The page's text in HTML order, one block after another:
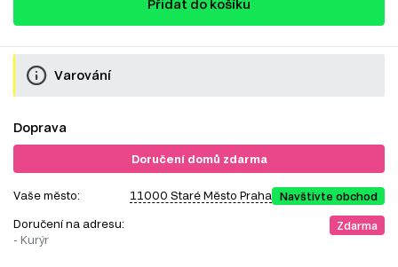
Přidat do košíku
Varování
Doprava
Doručení domů zdarma
Vaše město: 11000 Staré Město Praha Navštivte obchod
Doručení na adresu:
- Kurýr
Zdarma